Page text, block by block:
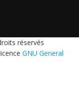
réservés
GNU General